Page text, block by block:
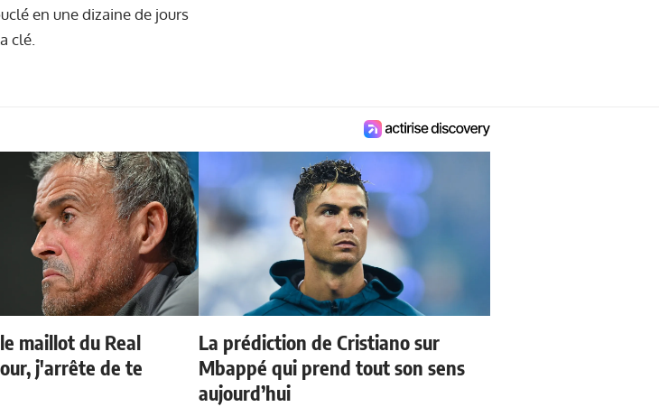
en une dizaine de jours
clé.
maillot du Real
j'arrête de te
La prédiction de Cristiano sur
Mbappé qui prend tout son sens
aujourd’hui